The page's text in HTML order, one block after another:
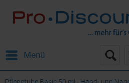
Menü